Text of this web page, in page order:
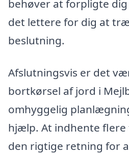
behøver at forpligte
det lettere for dig at
beslutning.
Afslutningsvis er det
bortkørsel af jord i
omhyggelig
hjælp. At indhente
den rigtige retning for